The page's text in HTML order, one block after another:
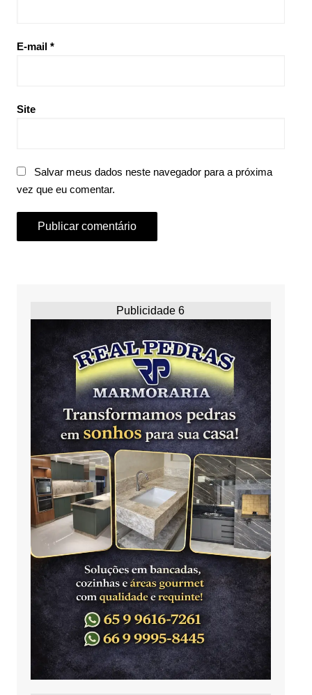
E-mail *
Site
Salvar meus dados neste navegador para a próxima
vez que eu comentar.
Publicidade 6